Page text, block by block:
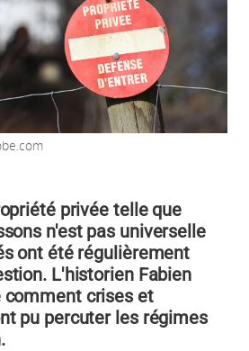
privée telle que
n'est pas universelle
ont été régulièrement
L'historien Fabien
comment crises et
pu percuter les régimes